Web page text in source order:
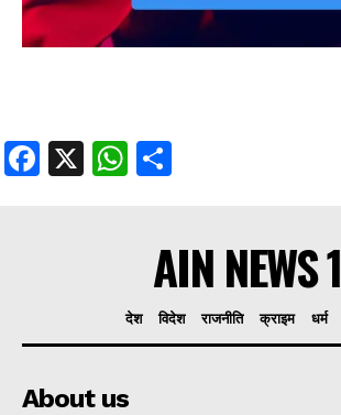
Facebook
X WhatsApp
AIN NEWS 1
देश विदेश राजनीति क्राइम धर्म
About us